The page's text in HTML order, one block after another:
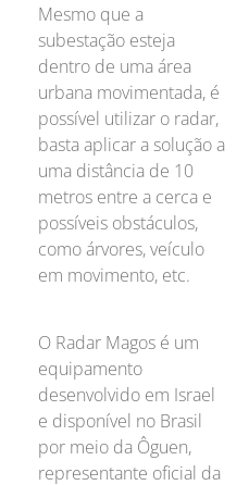
Mesmo que a
subestação esteja
dentro de uma área
urbana movimentada, é
possível utilizar o radar,
basta aplicar a solução a
uma distância de 10
metros entre a cerca e
possíveis obstáculos,
como árvores, veículo
em movimento, etc.
O Radar Magos é um
equipamento
desenvolvido em Israel
e disponível no Brasil
por meio da Ôguen,
representante oficial da